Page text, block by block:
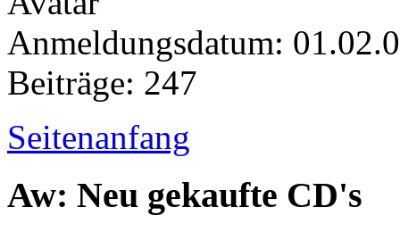
Anmeldungsdatum:
Beiträge: 247
Seitenanfang
Aw: Neu gekaufte CD's